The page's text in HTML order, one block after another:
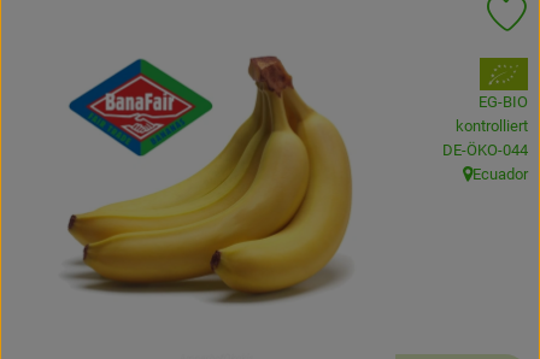
Obst & Gemüse
Angebote
Haltbares
, Verband:
EG-BIO
kontrolliert
, Kontrollstelle:
DE-ÖKO-044
, Herkunft:
Ecuador